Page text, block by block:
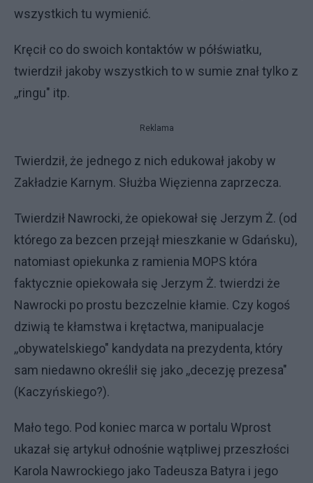
wszystkich tu wymienić.
Kręcił co do swoich kontaktów w półświatku,
twierdził jakoby wszystkich to w sumie znał tylko z
,,ringu" itp.
Reklama
Twierdził, że jednego z nich edukował jakoby w
Zakładzie Karnym. Służba Więzienna zaprzecza.
Twierdził Nawrocki, że opiekował się Jerzym Ż. (od
którego za bezcen przejął mieszkanie w Gdańsku),
natomiast opiekunka z ramienia MOPS która
faktycznie opiekowała się Jerzym Ż. twierdzi że
Nawrocki po prostu bezczelnie kłamie. Czy kogoś
dziwią te kłamstwa i krętactwa, manipualacje
,,obywatelskiego" kandydata na prezydenta, który
sam niedawno określił się jako ,,decezję prezesa"
(Kaczyńskiego?).
Mało tego. Pod koniec marca w portalu Wprost
ukazał się artykuł odnośnie wątpliwej przeszłości
Karola Nawrockiego jako Tadeusza Batyra i jego